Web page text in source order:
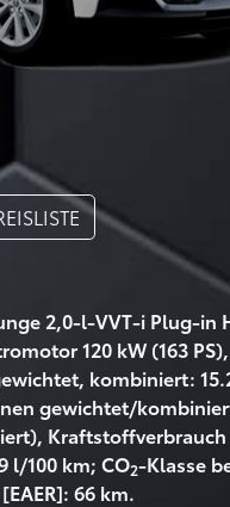
2,0-l-VVT-i Plug-in
120 kW (163 PS),
kombiniert:
gewichtet/
Kraftstoffverbrauch
l/100 km; CO2-Klasse
66 km.